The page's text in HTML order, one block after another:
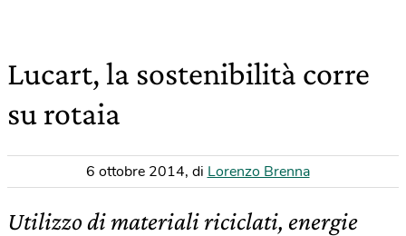
Lucart, la sostenibilità corre
su rotaia
6 ottobre 2014, di Lorenzo Brenna
Utilizzo di materiali riciclati, energie